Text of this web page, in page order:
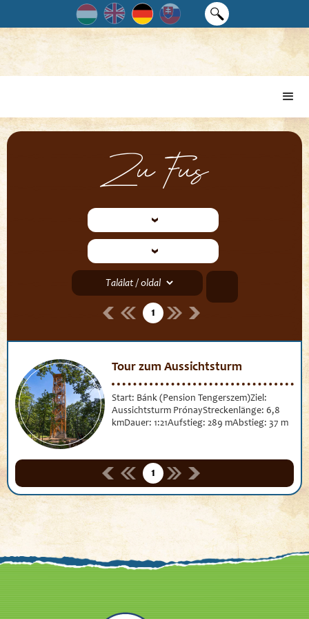
Zu Fuß
1
Tour zum Aussichtsturm
Start: Bánk (Pension Tengerszem)Ziel:
Aussichtsturm PrónayStreckenlänge: 6,8
kmDauer: 1:21Aufstieg: 289 mAbstieg: 37 m
1